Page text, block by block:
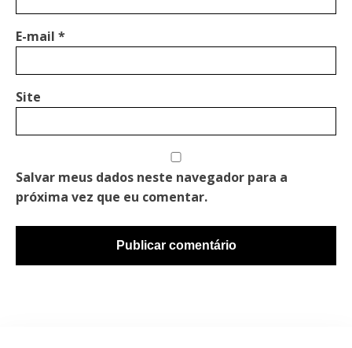
E-mail *
Site
Salvar meus dados neste navegador para a
próxima vez que eu comentar.